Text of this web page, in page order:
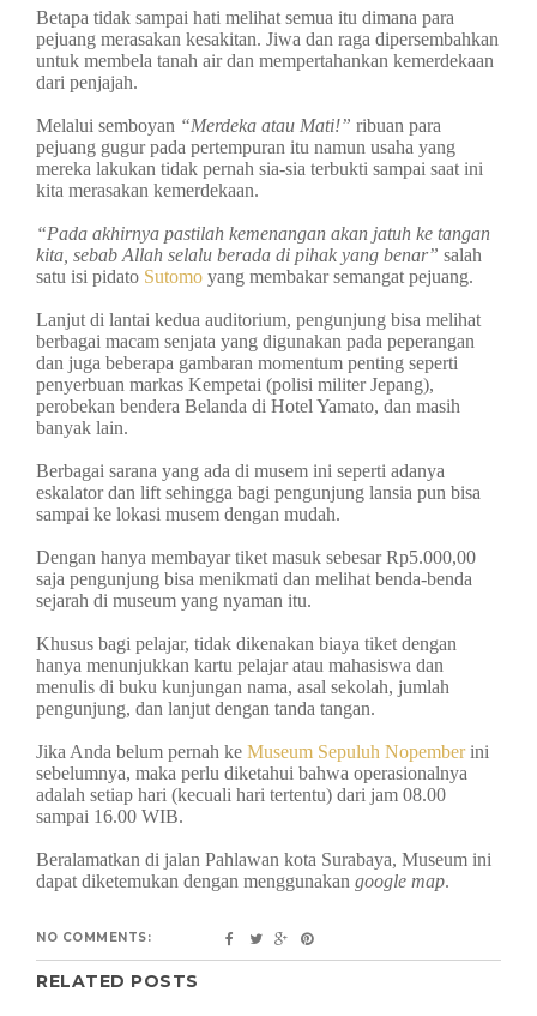
Betapa tidak sampai hati melihat semua itu dimana para
pejuang merasakan kesakitan. Jiwa dan raga dipersembahkan
untuk membela tanah air dan mempertahankan kemerdekaan
dari penjajah.
Melalui semboyan “Merdeka atau Mati!” ribuan para
pejuang gugur pada pertempuran itu namun usaha yang
mereka lakukan tidak pernah sia-sia terbukti sampai saat ini
kita merasakan kemerdekaan.
“Pada akhirnya pastilah kemenangan akan jatuh ke tangan
kita, sebab Allah selalu berada di pihak yang benar” salah
satu isi pidato Sutomo yang membakar semangat pejuang.
Lanjut di lantai kedua auditorium, pengunjung bisa melihat
berbagai macam senjata yang digunakan pada peperangan
dan juga beberapa gambaran momentum penting seperti
penyerbuan markas Kempetai (polisi militer Jepang),
perobekan bendera Belanda di Hotel Yamato, dan masih
banyak lain.
Berbagai sarana yang ada di musem ini seperti adanya
eskalator dan lift sehingga bagi pengunjung lansia pun bisa
sampai ke lokasi musem dengan mudah.
Dengan hanya membayar tiket masuk sebesar Rp5.000,00
saja pengunjung bisa menikmati dan melihat benda-benda
sejarah di museum yang nyaman itu.
Khusus bagi pelajar, tidak dikenakan biaya tiket dengan
hanya menunjukkan kartu pelajar atau mahasiswa dan
menulis di buku kunjungan nama, asal sekolah, jumlah
pengunjung, dan lanjut dengan tanda tangan.
Jika Anda belum pernah ke Museum Sepuluh Nopemberini
sebelumnya, maka perlu diketahui bahwa operasionalnya
adalah setiap hari (kecuali hari tertentu) dari jam 08.00
sampai 16.00 WIB.
Beralamatkan di jalan Pahlawan kota Surabaya, Museum ini
dapat diketemukan dengan menggunakan google map.
NO COMMENTS:
RELATED POSTS